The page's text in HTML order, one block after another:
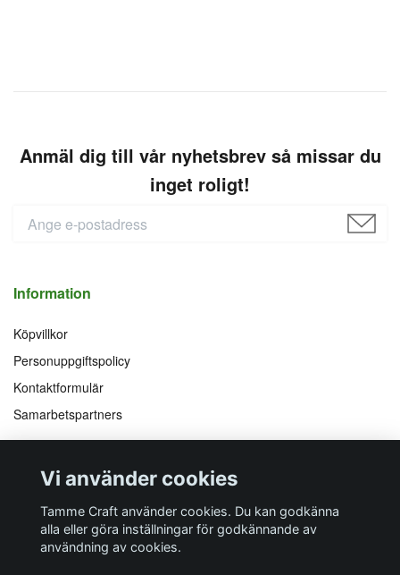
Anmäl dig till vår nyhetsbrev så missar du
inget roligt!
Information
Köpvillkor
Personuppgiftspolicy
Kontaktformulär
Samarbetspartners
Följ oss på
Facebook
Instagram
YouTube
Pinterest
Vi accepterar
Vi använder cookies
Tamme Craft använder cookies. Du kan godkänna
alla eller göra inställningar för godkännande av
användning av cookies.